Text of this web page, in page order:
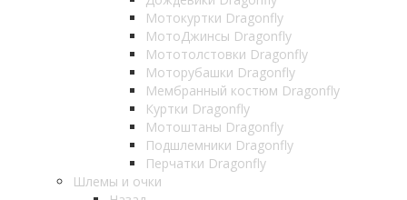
Мотокуртки Dragonfly
МотоДжинсы Dragonfly
Мототолстовки Dragonfly
Моторубашки Dragonfly
Мембранный костюм Dragonfly
Куртки Dragonfly
Мотоштаны Dragonfly
Подшлемники Dragonfly
Перчатки Dragonfly
Шлемы и очки